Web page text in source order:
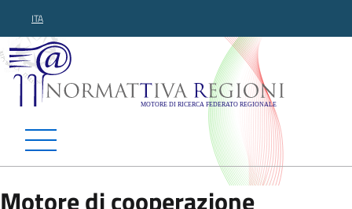
ITA
Normattiva Regioni -
Motore di cooperazione